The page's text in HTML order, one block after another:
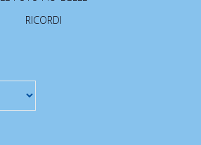
RICORDI